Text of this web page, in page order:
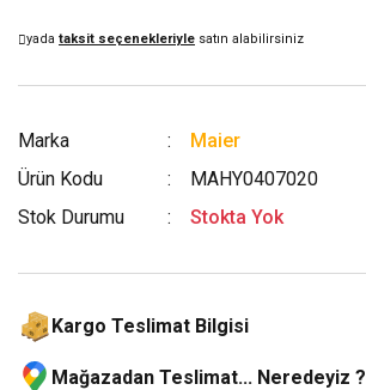
yada taksit seçenekleriyle satın alabilirsiniz
Marka
Maier
Ürün Kodu
MAHY0407020
Stok Durumu
Stokta Yok
Kargo Teslimat Bilgisi
Mağazadan Teslimat... Neredeyiz ?